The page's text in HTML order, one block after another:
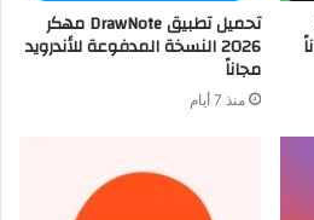
تحميل تطبيق DrawNote مهكر
2026 النسخة المدفوعة للأندرويد
مجاناً
منذ 7 أيام